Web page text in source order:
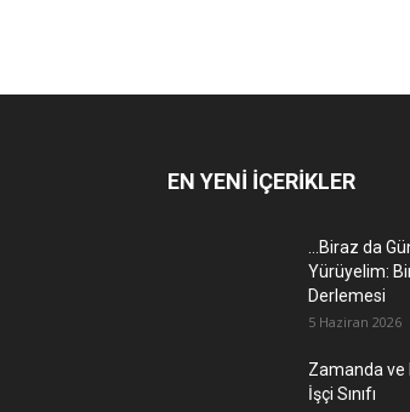
EN YENİ İÇERİKLER
…Biraz da
Yürüyelim:
Derlemesi
5 Haziran 2026
Zamanda ve
İşçi Sınıfı